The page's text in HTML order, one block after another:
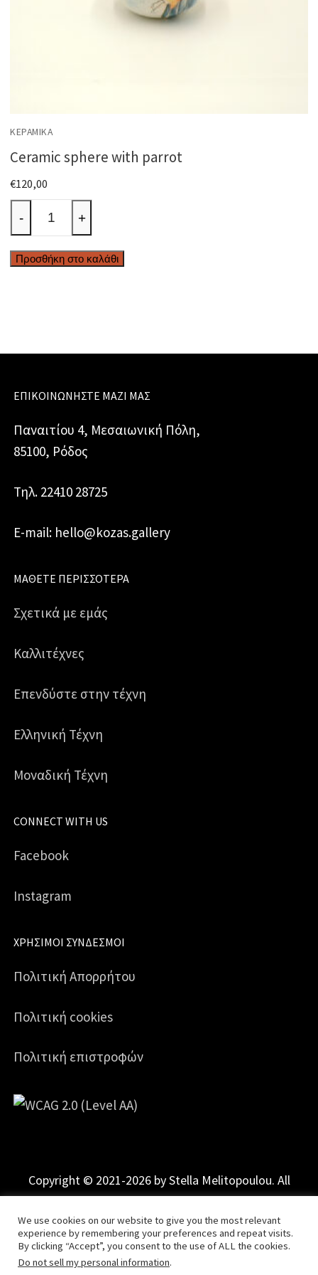
ΚΕΡΑΜΙΚΆ
Ceramic sphere with parrot
€120,00
Ceramic
sphere
with
- +
Προσθήκη στο καλάθι
ΕΠΙΚΟΙΝΩΝΉΣΤΕ ΜΑΖΊ ΜΑΣ
Παναιτίου 4, Μεσαιωνική Πόλη,
85100, Ρόδος
Τηλ. 22410 28725
E-mail: hello@kozas.gallery
ΜΆΘΕΤΕ ΠΕΡΙΣΣΌΤΕΡΑ
Σχετικά με εμάς
Καλλιτέχνες
Επενδύστε στην τέχνη
Ελληνική Τέχνη
Μοναδική Τέχνη
CONNECT WITH US
Facebook
Instagram
ΧΡΉΣΙΜΟΙ ΣΎΝΔΕΣΜΟΙ
Πολιτική Απορρήτου
Πολιτική cookies
Πολιτική επιστροφών
Copyright © 2021-2026 by Stella Melitopoulou. All
Rights Reserved.
Powered bymgk.advertising.
We use cookies on our website to give you the most relevant
experience by remembering your preferences and repeat visits.
By clicking “Accept”, you consent to the use of ALL the cookies.
Do not sell my personal information.